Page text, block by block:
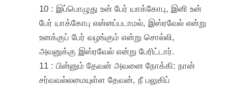
10 : இப்பொழுது உன் பேர் யாக்கோபு, இனி உன்
பேர் யாக்கோபு என்னப்படாமல், இஸ்ரவேல் என்று
உனக்குப் பேர் வழங்கும் என்று சொல்லி,
அவனுக்கு இஸ்ரவேல் என்று பேரிட்டார்.
11 : பின்னும் தேவன் அவனை நோக்கி: நான்
சர்வவல்லமையுள்ள தேவன், நீ பலுகிப்